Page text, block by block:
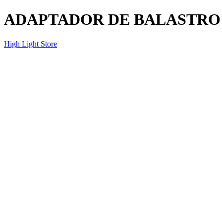
ADAPTADOR DE
High Light Store